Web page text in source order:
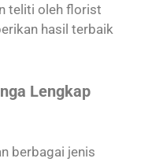
teliti oleh florist
hasil terbaik
Lengkap
berbagai jenis